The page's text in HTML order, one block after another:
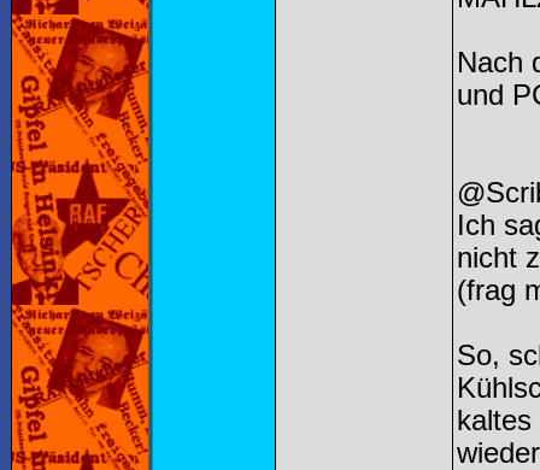
Nach
und
Ich
nicht
(frag
So,
kaltes